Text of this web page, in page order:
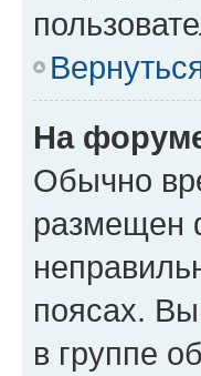
На
Обычно
размещен
поясах.
в группе